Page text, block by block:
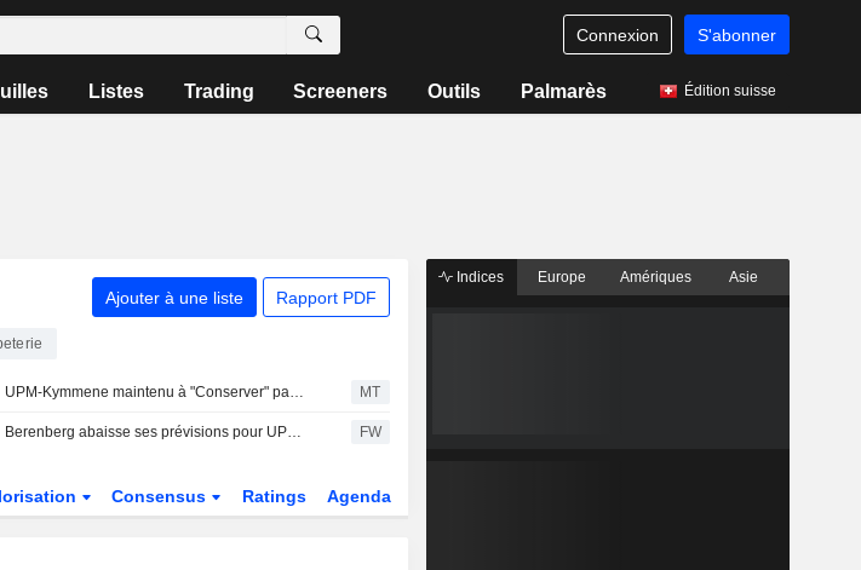
Connexion S'abonner
Listes Trading Screeners Outils Palmarès Édition suisse
Ajouter à une liste Rapport PDF
UPM-Kymmene maintenu à "Conserver" par Berenberg après un deuxième trimestre jugé "difficile" MT
Berenberg abaisse ses prévisions pour UPM-Kymmene mais relève son objectif de cours FW
Consensus Ratings Agenda
Indices Europe Amériques Asie